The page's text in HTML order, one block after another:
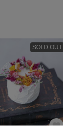
SOLD OUT